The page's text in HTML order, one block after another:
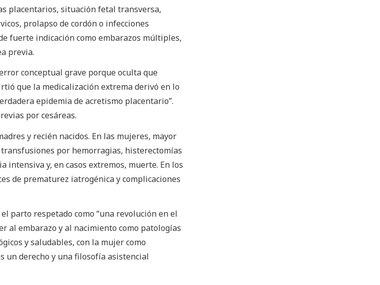
placentarios, situación fetal transversa,
prolapso de cordón o infecciones
fuerte indicación como embarazos múltiples,
previa.
conceptual grave porque oculta que
que la medicalización extrema derivó en lo
epidemia de acretismo placentario”.
por cesáreas.
y recién nacidos. En las mujeres, mayor
por hemorragias, histerectomías
y, en casos extremos, muerte. En los
de prematurez iatrogénica y complicaciones
parto respetado como “una revolución en el
al embarazo y al nacimiento como patologías
y saludables, con la mujer como
un derecho y una filosofía asistencial